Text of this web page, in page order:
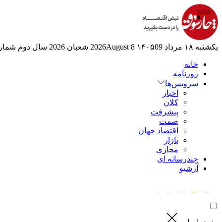
یکشنبه ۱۸ مرداد ۱۴۰۵ 09 2026August 8 شعبان 2026 سال دوم شماره
خانه
روزنامه
سرویس‌ها
اخبار
کلان
پیشرفت
صمت
اقتصاد جهان
بازار
مجازی
چندرسانه ای
آرشیو